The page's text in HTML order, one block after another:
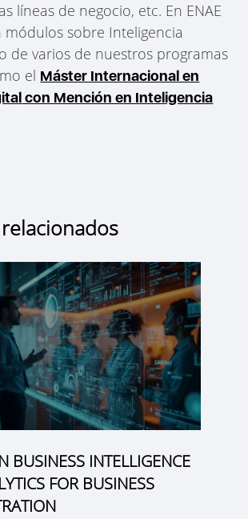
líneas de negocio, etc. En ENAE
sobre Inteligencia
de varios de nuestros programas
el Máster Internacional en
con Mención en Inteligencia
BUSINESS INTELLIGENCE
FOR BUSINESS